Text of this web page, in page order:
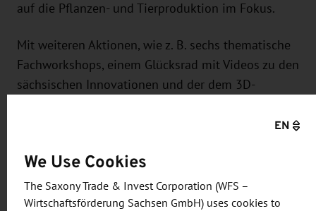
auf die Pflanzen- und Tierproduktion im Fokus.
Mit weiteren Aktionen, wie z. B. sechs thematische
Fachworkshops, einem Glücksrad mit Videos zu den
sächsischen Innovationen und der dem 3D-
Rallye” zu über 30 Präsentationsständen auf der
interessierte Endkunden / Consumer erreicht. Die
erfolgreiche Teilnahme an der Rallye wurde mit
kleinen Überraschungen und verschiedenen
EN
We Use Cookies
The Saxony Trade & Invest Corporation (WFS –
Wirtschaftsförderung Sachsen GmbH) uses cookies to